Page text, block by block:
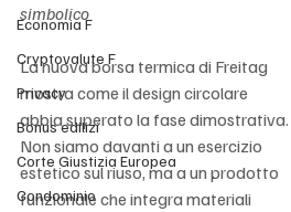
Economia F
Cryptovalute F
Privacy
Bonus edilizi
Corte Giustizia Europea
Condominio
simbolico
La nuova borsa termica di Freitag
mostra come il design circolare
abbia superato la fase dimostrativa.
Non siamo davanti a un esercizio
estetico sul riuso, ma a un prodotto
funzionale che integra materiali